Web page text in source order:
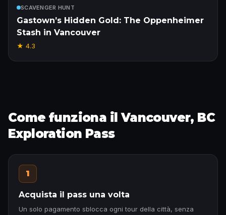
SCAVENGER HUNT
Gastown’s Hidden Gold: The Oppenheimer
Stash in Vancouver
★ 4.3
Come funziona il Vancouver, BC
Exploration Pass
1
Acquista il pass una volta
Un solo pagamento sblocca ogni tour della città, senza